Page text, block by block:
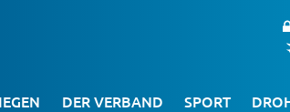
DER VERBAND SPORT